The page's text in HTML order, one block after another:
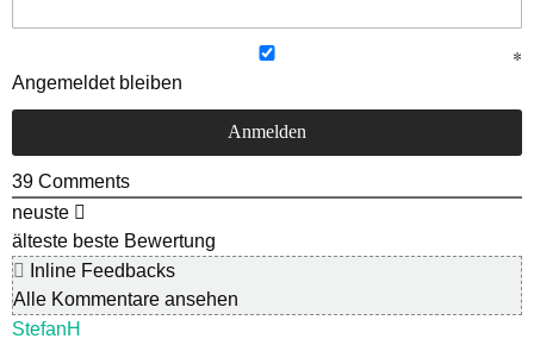
Angemeldet bleiben
39 Comments
neuste
älteste beste Bewertung
Inline Feedbacks
Alle Kommentare ansehen
StefanH